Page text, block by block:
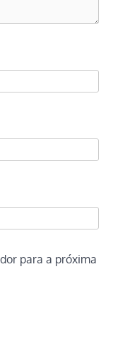
para a próxima